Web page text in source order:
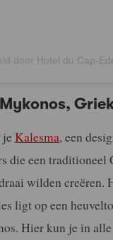
Kalesma, een
die een traditioneel
wilden creëren.
ligt op een
Hier kun je in